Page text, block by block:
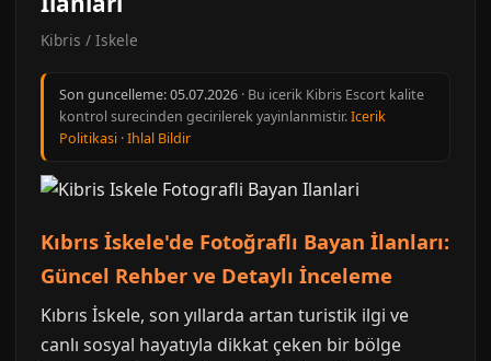
Kibris / Iskele
Son guncelleme:05.07.2026 · Bu icerik Kibris Escort kalite
kontrol surecinden gecirilerek yayinlanmistir.Icerik
Politikasi ·Ihlal Bildir
Kıbrıs İskele'de Fotoğraflı Bayan İlanları:
Güncel Rehber ve Detaylı İnceleme
Kıbrıs İskele, son yıllarda artan turistik ilgi ve
canlı sosyal hayatıyla dikkat çeken bir bölge